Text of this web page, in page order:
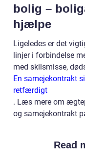
bolig –
hjælpe
Ligeledes er det
linjer i forbindelse
med skilsmisse,
En samejekontrakt
retfærdigt
. Læs mere om
og samejekontrakt
Read